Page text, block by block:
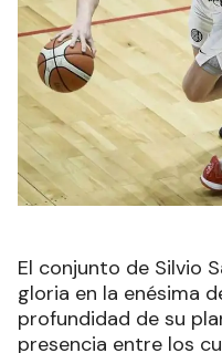
El conjunto de Silvio
gloria en la enésima
profundidad de su
presencia entre los